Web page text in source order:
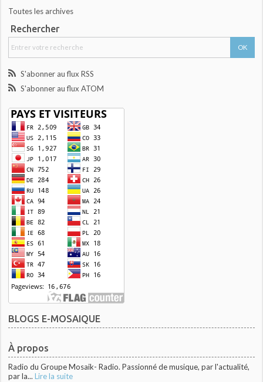
Toutes les archives
Rechercher
S'abonner au flux RSS
S'abonner au flux ATOM
BLOGS E-MOSAIQUE
À propos
Radio du Groupe Mosaik- Radio. Passionné de musique, par l'actualité,
par la... Lire la suite